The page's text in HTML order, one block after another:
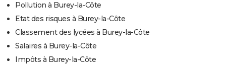
Pollution à Burey-la-Côte
Etat des risques à Burey-la-Côte
Classement des lycées à Burey-la-Côte
Salaires à Burey-la-Côte
Impôts à Burey-la-Côte